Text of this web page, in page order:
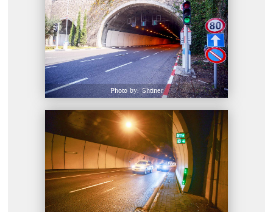
Photo by: Shtiner